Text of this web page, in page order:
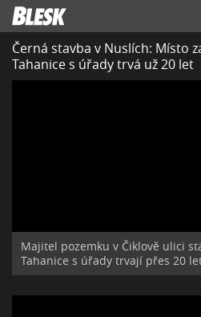
Černá stavba v Nuslích: Místo
Tahanice s úřady trvá už 20 let
Majitel pozemku v Čiklově ulici
Tahanice s úřady trvají přes 20